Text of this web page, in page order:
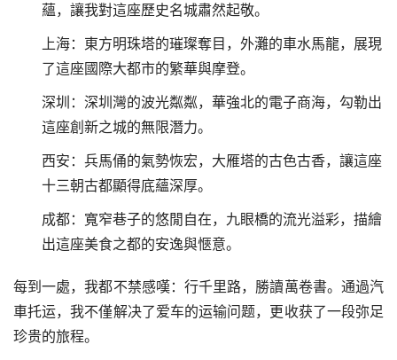
蘊，讓我對這座歷史名城肅然起敬。
上海：東方明珠塔的璀璨奪目，外灘的車水馬龍，展現
了這座國際大都市的繁華與摩登。
深圳：深圳灣的波光粼粼，華強北的電子商海，勾勒出
這座創新之城的無限潛力。
西安：兵馬俑的氣勢恢宏，大雁塔的古色古香，讓這座
十三朝古都顯得底蘊深厚。
成都：寬窄巷子的悠閒自在，九眼橋的流光溢彩，描繪
出這座美食之都的安逸與愜意。
每到一處，我都不禁感嘆：行千里路，勝讀萬卷書。通過汽
車托运，我不僅解决了爱车的运输问题，更收获了一段弥足
珍贵的旅程。